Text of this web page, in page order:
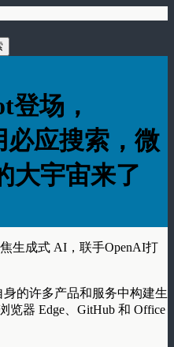
登场，
必应搜索，微
大宇宙来了
生成式 AI，联手OpenAI打
的许多产品和服务中构建生
览器 Edge、GitHub 和 Office